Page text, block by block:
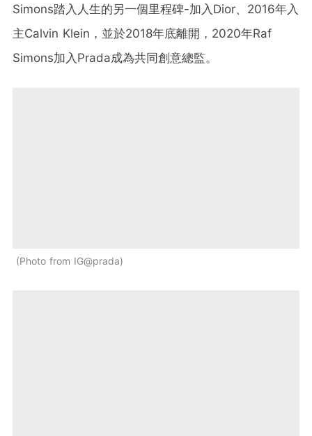
Simons踏入人生的另一個里程碑-加入Dior、2016年入
主Calvin Klein，並於2018年底離開，2020年Raf
Simons加入Prada成為共同創意總監。
Photo from IG@prada